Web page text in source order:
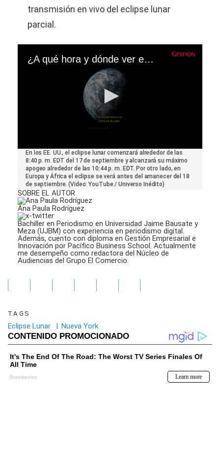
transmisión en vivo del eclipse lunar
parcial.
¿A qué hora y dónde ver eclipse lunar en Estados Unidos este 17 al 18 de septiembre?
seconds
47
seconds
En los EE. UU., el eclipse lunar comenzará alrededor de las
8:40 p. m. EDT del 17 de septiembre y alcanzará su máximo
apogeo alrededor de las 10:44 p. m. EDT. Por otro lado, en
Europa y África el eclipse se verá antes del amanecer del 18
de septiembre. (Video: YouTube / Universo Inédito)
SOBRE EL AUTOR
Ana Paula Rodríguez
Bachiller en Periodismo en Universidad Jaime Bausate y
Meza (UJBM) con experiencia en periodismo digital.
Además, cuento con diploma en Gestión Empresarial e
Innovación por Pacífico Business School. Actualmente
me desempeño como redactora del Núcleo de
Audiencias del Grupo El Comercio.
TAGS
Eclipse Lunar | Nueva York